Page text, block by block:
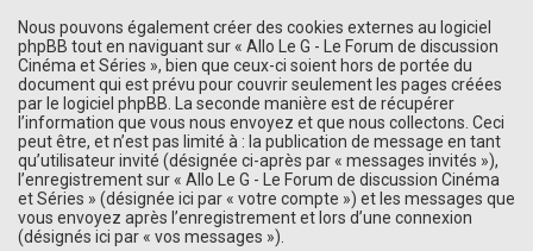
Nous pouvons également créer des cookies externes au logiciel
phpBB tout en naviguant sur « Allo Le G - Le Forum de discussion
Cinéma et Séries », bien que ceux-ci soient hors de portée du
document qui est prévu pour couvrir seulement les pages créées
par le logiciel phpBB. La seconde manière est de récupérer
l’information que vous nous envoyez et que nous collectons. Ceci
peut être, et n’est pas limité à : la publication de message en tant
qu’utilisateur invité (désignée ci-après par « messages invités »),
l’enregistrement sur « Allo Le G - Le Forum de discussion Cinéma
et Séries » (désignée ici par « votre compte ») et les messages que
vous envoyez après l’enregistrement et lors d’une connexion
(désignés ici par « vos messages »).